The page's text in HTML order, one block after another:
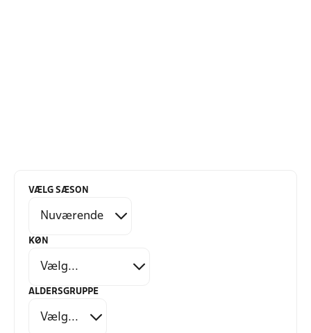
VÆLG SÆSON
KØN
ALDERSGRUPPE